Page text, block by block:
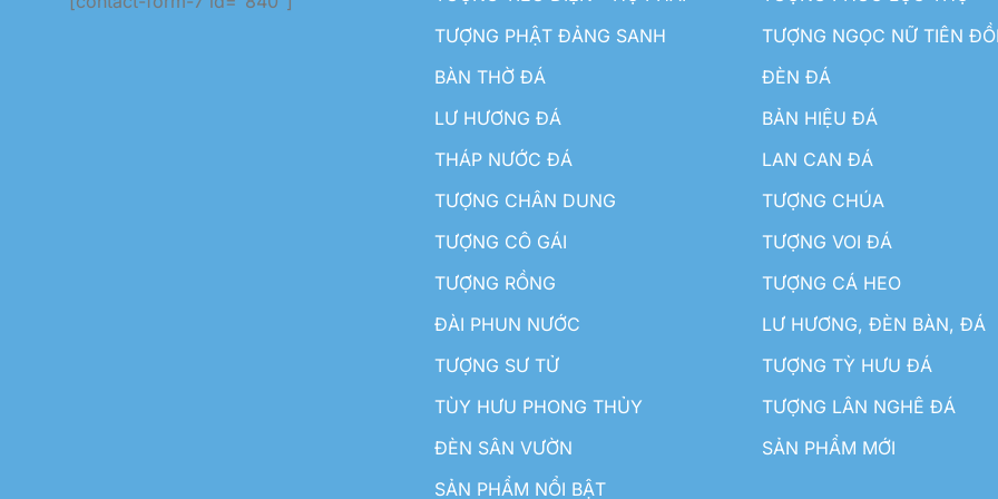
TƯỢNG PHẬT ĐẢNG SANH
TƯỢNG NGỌC NỮ TIÊN
BÀN THỜ ĐÁ
ĐÈN ĐÁ
LƯ HƯƠNG ĐÁ
BẢN HIỆU ĐÁ
THÁP NƯỚC ĐÁ
LAN CAN ĐÁ
TƯỢNG CHÂN DUNG
TƯỢNG CHÚA
TƯỢNG CÔ GÁI
TƯỢNG VOI ĐÁ
TƯỢNG RỒNG
TƯỢNG CÁ HEO
ĐÀI PHUN NƯỚC
LƯ HƯƠNG, ĐÈN BÀN, ĐÁ
TƯỢNG SƯ TỬ
TƯỢNG TỲ HƯU ĐÁ
TÙY HƯU PHONG THỦY
TƯỢNG LÂN NGHÊ ĐÁ
ĐÈN SÂN VƯỜN
SẢN PHẨM MỚI
SẢN PHẨM NỔI BẬT